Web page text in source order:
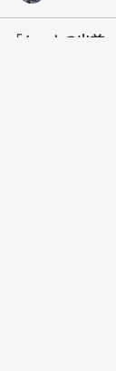
「ケーキの出前